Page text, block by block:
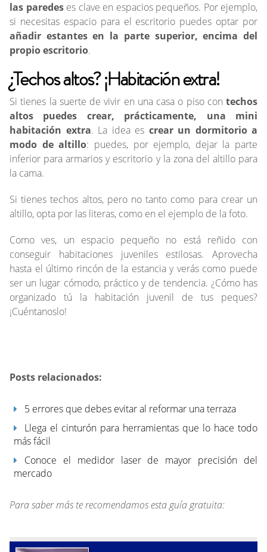
las paredeses clave en espacios pequeños. Por ejemplo,
si necesitas espacio para el escritorio puedes optar por
añadir estantes en la parte superior, encima del
propio escritorio.
¿Techos altos? ¡Habitación extra!
Si tienes la suerte de vivir en una casa o piso con techos
altos puedes crear, prácticamente, una mini
habitación extra. La idea es crear un dormitorio a
modo de altillo: puedes, por ejemplo, dejar la parte
inferior para armarios y escritorio y la zona del altillo para
la cama.
Si tienes techos altos, pero no tanto como para crear un
altillo, opta por las literas, como en el ejemplo de la foto.
Como ves, un espacio pequeño no está reñido con
conseguir habitaciones juveniles estilosas. Aprovecha
hasta el último rincón de la estancia y verás como puede
ser un lugar cómodo, práctico y de tendencia. ¿Cómo has
organizado tú la habitación juvenil de tus peques?
¡Cuéntanoslo!
Posts relacionados:
5 errores que debes evitar al reformar una terraza
Llega el cinturón para herramientas que lo hace todo
más fácil
Conoce el medidor laser de mayor precisión del
mercado
Para saber más te recomendamos esta guía gratuita: